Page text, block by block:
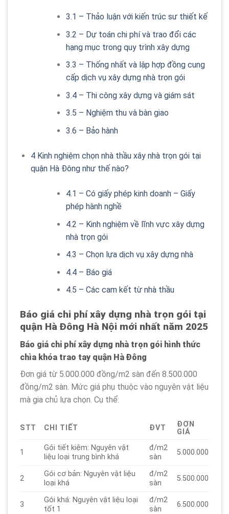
3.1 – Thảo luận với kiến trúc sư thiết kế
3.2 – Dự toán chi phí và trao đổi các
hạng mục trong quy trình xây dựng
3.3 – Thống nhất và lập hợp đồng cung
cấp dịch vụ xây dựng nhà trọn gói
3.4– Thi công xây dựng và giám sát
3.5 – Nghiệm thu và bàn giao
3.6 – Bảo hành
4Kinh nghiệm chọn nhà thầu xây nhà trọn gói tại
quận Hà Đông như thế nào?
4.1 – Có giấy phép kinh doanh – Giấy
phép hành nghề
4.2 – Kinh nghiệm về lĩnh vực xây dựng
nhà trọn gói
4.3 – Chọn lựa dịch vụ xây dựng nhà
4.4– Báo giá
4.5 – Các cam kết từ nhà thầu
Báo giá chi phí xây dựng nhà trọn gói tại
quận Hà Đông Hà Nội mới nhất năm 2025
Báo giá chi phí xây dựng nhà trọn gói hình thức
chìa khóa trao tay quận Hà Đông
Đơn giá từ 5.000.000 đồng/m2 sàn đến 8.500.000
đồng/m2 sàn. Mức giá phụ thuộc vào nguyên vật liệu
mà gia chủ lựa chọn. Cụ thể:
STT CHI TIẾT ĐVT
ĐƠN
GIÁ
1
Gói tiết kiệm: Nguyên vật
liệu loại trung bình khá
đ/m2
sàn
5.000.000
2
Gói cơ bản: Nguyên vật liệu
loại khá
đ/m2
sàn
5.500.000
3
Gói khá: Nguyên vật liệu loại
tốt 1
đ/m2
sàn
6.500.000